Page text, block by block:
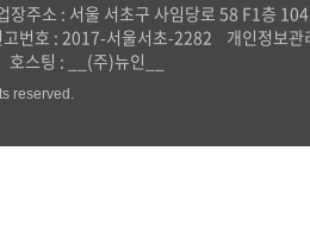
장주소 : 서울 서초구 사임당로 58 F1층
고번호 : 2017-서울서초-2282
개인정보관
호스팅 : __(주)뉴인__
reserved.